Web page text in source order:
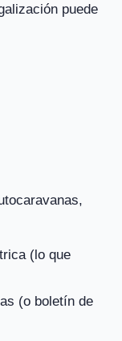
puede
(lo que
(o boletín de